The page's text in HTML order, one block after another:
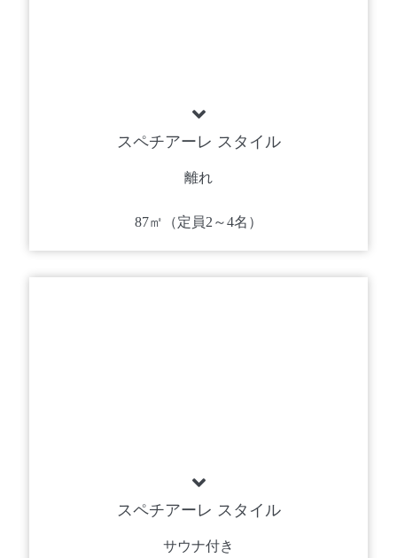
スペチアーレ スタイル
離れ
87㎡（定員2～4名）
スペチアーレ スタイル
サウナ付き